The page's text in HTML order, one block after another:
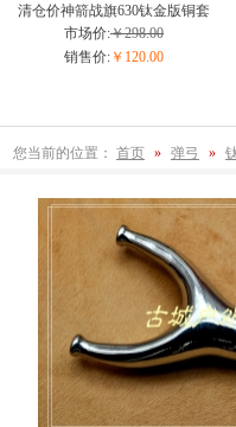
清仓价神箭战旗630钛金版铜套
弓眼反曲球卡六股弹弓
市场价:￥298.00
销售价: ￥120.00
您当前的位置： 首页 » 弹弓 »